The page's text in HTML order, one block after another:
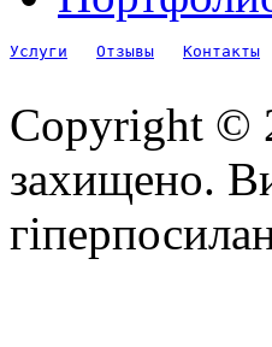
Услуги Отзывы Контакты
Copyright ©
захищено.